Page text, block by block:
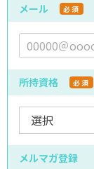
メール 必須
所持資格 必須
メルマガ登録